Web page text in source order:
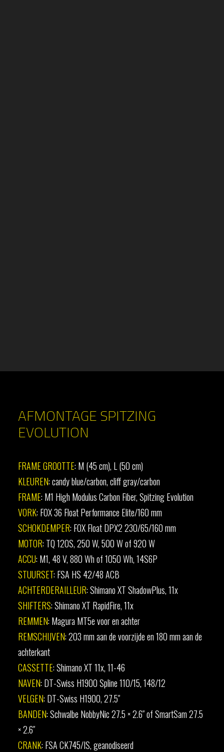
AFMONTAGE SPITZING
EVOLUTION
FRAME GROOTTE: M (45 cm), L (50 cm)
KLEUREN: candy blue/carbon, cliff gray/carbon
FRAME: M1 High Modulus Carbon Fiber, Spitzing Evolution
VORK: FOX 36 Float Performance Elite/160 mm
SCHOKDEMPER: FOX Float DPX2 230/65/160 mm
MOTOR: TQ 120S, 250 W, 500 W of 920 W
ACCU: M1, 48 V, 880 Wh of 1050 Wh, 14S6P
STUURSET: FSA HS 42/48 ACB
ACHTERDERAILLEUR: Shimano XT ShadowPlus, 11x
SHIFTERS: Shimano XT RapidFire, 11x
REMMEN: Magura MT5e voor en achter
REMSCHIJVEN: 203 mm aan de voorzijde en 180 mm aan de
achterkant
CASSETTE: Shimano XT 11x, 11-46
NAVEN: DT-Swiss H1900 Spline 110/15, 148/12
VELGEN: DT-Swiss H1900, 27.5″
BANDEN: Schwalbe NobbyNic 27.5 × 2.6″ of SmartSam 27.5
× 2.6″
CRANK: FSA CK745/IS, geanodiseerd